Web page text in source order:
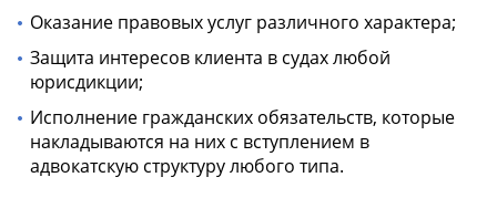
Оказание правовых услуг различного характера;
Защита интересов клиента в судах любой
юрисдикции;
Исполнение гражданских обязательств, которые
накладываются на них с вступлением в
адвокатскую структуру любого типа.